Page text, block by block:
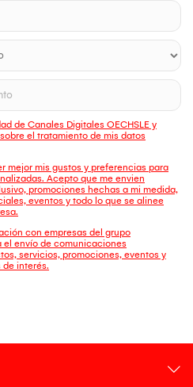
de Canales Digitales OECHSLE y
el tratamiento de mis datos
mejor mis gustos y preferencias para
Acepto que me envien
promociones hechas a mi medida,
eventos y todo lo que se alinee
con empresas del grupo
el envío de comunicaciones
servicios, promociones, eventos y
interés.